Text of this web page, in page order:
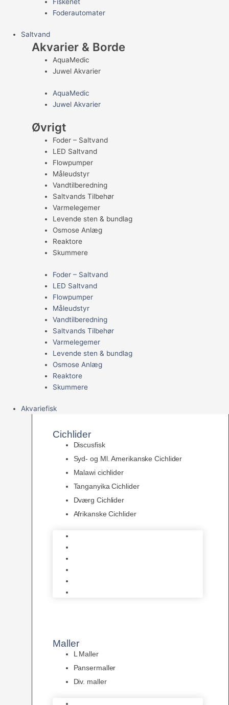
Foderautomater
Saltvand
Akvarier & Borde
AquaMedic
Juwel Akvarier
AquaMedic
Juwel Akvarier
Øvrigt
Foder – Saltvand
LED Saltvand
Flowpumper
Måleudstyr
Vandtilberedning
Saltvands Tilbehør
Varmelegemer
Levende sten & bundlag
Osmose Anlæg
Reaktore
Skummere
Foder – Saltvand
LED Saltvand
Flowpumper
Måleudstyr
Vandtilberedning
Saltvands Tilbehør
Varmelegemer
Levende sten & bundlag
Osmose Anlæg
Reaktore
Skummere
Akvariefisk
Cichlider
Discusfisk
Syd- og Ml. Amerikanske Cichlider
Malawi cichlider
Tanganyika Cichlider
Dværg Cichlider
Afrikanske Cichlider
Maller
L Maller
Pansermaller
Div. maller